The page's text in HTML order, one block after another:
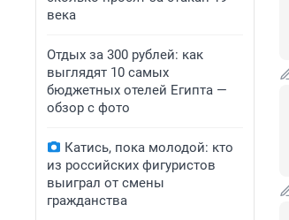
века
Отдых за 300 рублей: как
выглядят 10 самых
бюджетных отелей Египта —
обзор с фото
Катись, пока молодой: кто
из российских фигуристов
выиграл от смены
гражданства